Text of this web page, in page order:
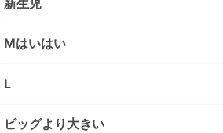
Mはいはい
L
ビッグより大きい